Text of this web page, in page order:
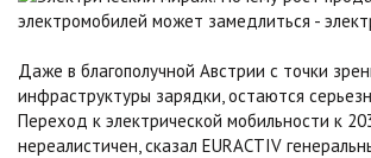
Даже в благополучной Австрии с точки
инфраструктуры зарядки, остаются
Переход к электрической мобильности к
нереалистичен, сказал EURACTIV